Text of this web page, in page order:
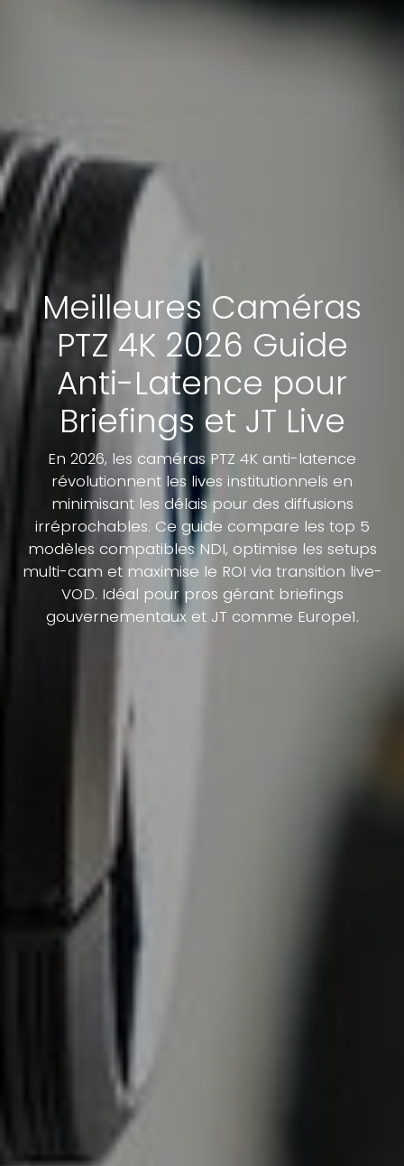
Meilleures Caméras
PTZ 4K 2026 Guide
Anti-Latence pour
Briefings et JT Live
En 2026, les caméras PTZ 4K anti-latence
révolutionnent les lives institutionnels en
minimisant les délais pour des diffusions
irréprochables. Ce guide compare les top 5
modèles compatibles NDI, optimise les setups
multi-cam et maximise le ROI via transition live-
VOD. Idéal pour pros gérant briefings
gouvernementaux et JT comme Europe1.